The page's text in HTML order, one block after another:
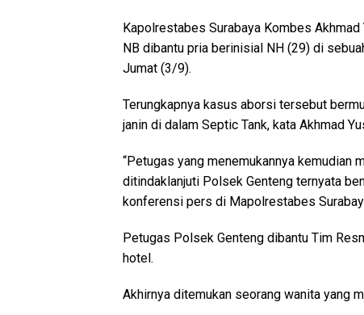
Kapolrestabes Surabaya Kombes
NB dibantu pria berinisial NH (29) di
Jumat (3/9).
Terungkapnya kasus aborsi tersebut
janin di dalam Septic Tank, kata Akhmad
“Petugas yang menemukannya kemudian
ditindaklanjuti Polsek Genteng ternyata
konferensi pers di Mapolrestabes
Petugas Polsek Genteng dibantu Tim
hotel.
Akhirnya ditemukan seorang wanita yang